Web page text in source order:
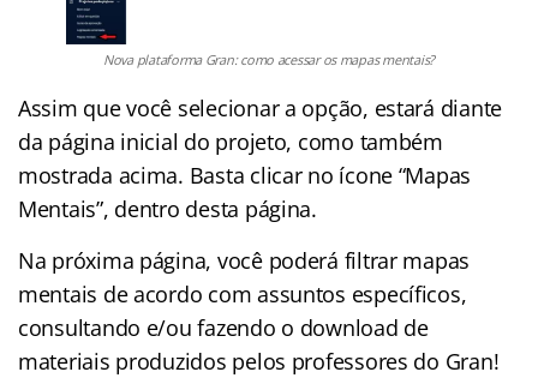
Nova plataforma Gran: como acessar os mapas mentais?
Assim que você selecionar a opção, estará diante
da página inicial do projeto, como também
mostrada acima. Basta clicar no ícone “Mapas
Mentais”, dentro desta página.
Na próxima página, você poderá filtrar mapas
mentais de acordo com assuntos específicos,
consultando e/ou fazendo o download de
materiais produzidos pelos professores do Gran!